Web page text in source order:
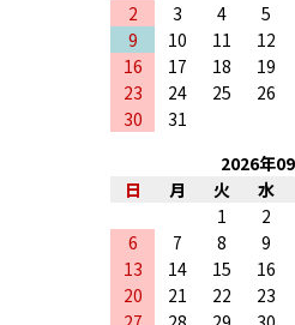
2
3 4 5
9
10 11 12
16
17 18 19
23
24 25 26
30
31
2026年09
日
月 火 水
1
2
6
7 8 9
13
14 15 16
20
21 22 23